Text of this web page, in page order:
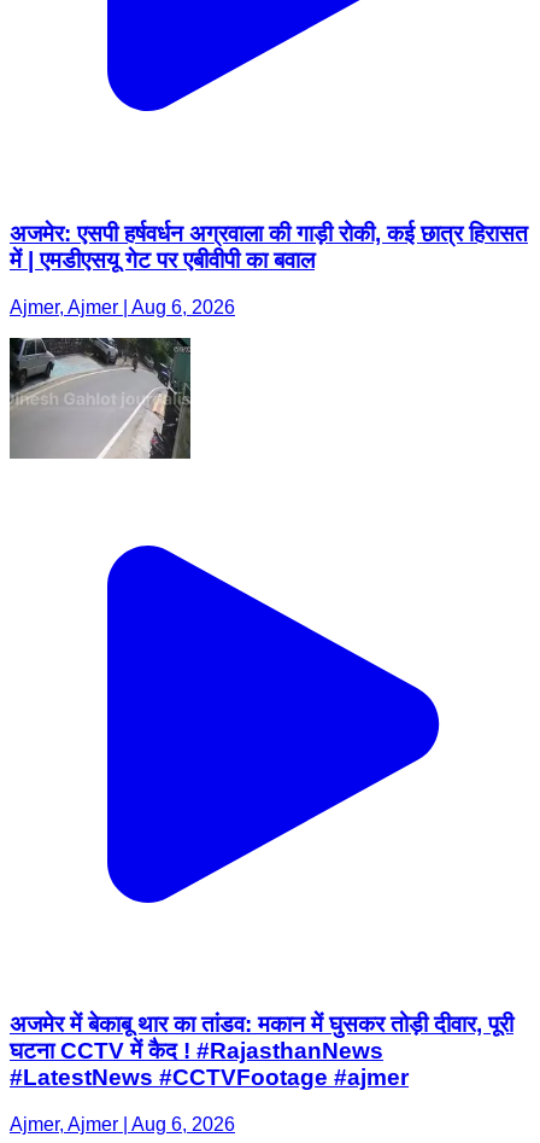
अजमेर: एसपी हर्षवर्धन अग्रवाला की गाड़ी रोकी, कई छात्र हिरासत
में | एमडीएसयू गेट पर एबीवीपी का बवाल
Ajmer, Ajmer | Aug 6, 2026
अजमेर में बेकाबू थार का तांडव: मकान में घुसकर तोड़ी दीवार, पूरी
घटना CCTV में कैद ! #RajasthanNews
#LatestNews #CCTVFootage #ajmer
Ajmer, Ajmer | Aug 6, 2026